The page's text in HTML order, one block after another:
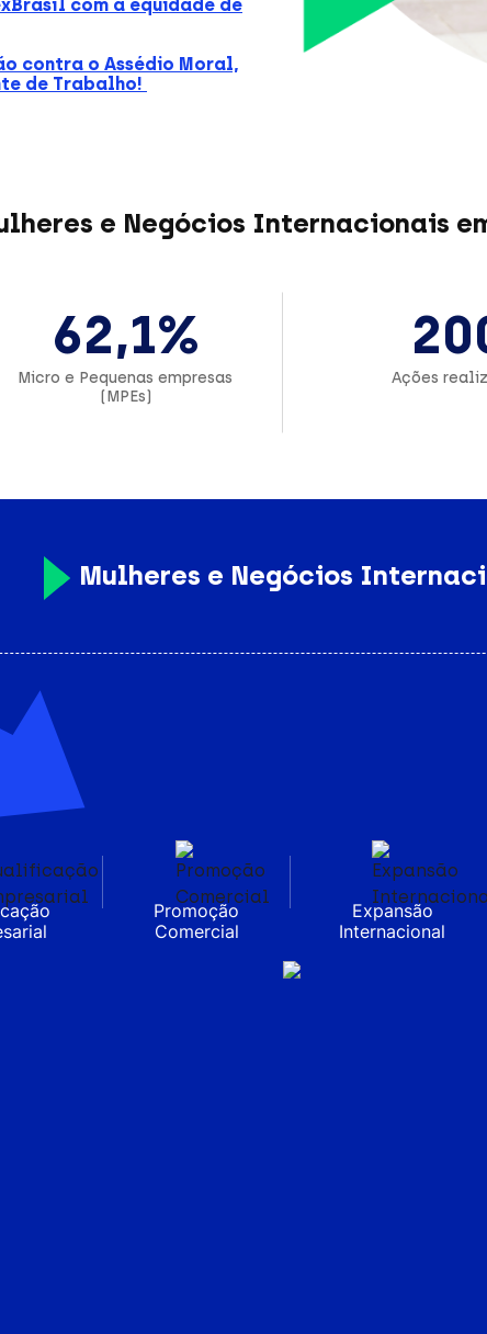
com a equidade de
contra o Assédio Moral,
de Trabalho!
e Negócios Internacionais
62,1%
Micro e Pequenas empresas
(MPEs)
Ações
Mulheres e Negócios
Promoção
Comercial
Expansão
Internacional